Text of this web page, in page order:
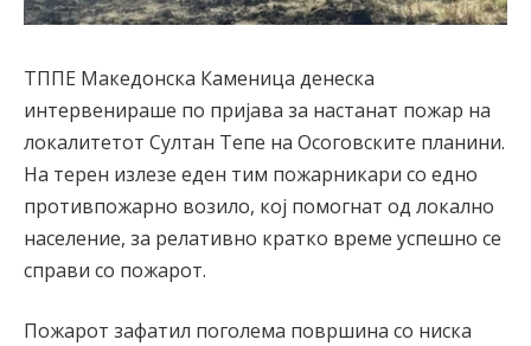
ТППЕ Македонска Каменица денеска
интервенираше по пријава за настанат пожар на
локалитетот Султан Тепе на Осоговските планини.
На терен излезе еден тим пожарникари со едно
противпожарно возило, кој помогнат од локално
население, за релативно кратко време успешно се
справи со пожарот.
Пожарот зафатил поголема површина со ниска